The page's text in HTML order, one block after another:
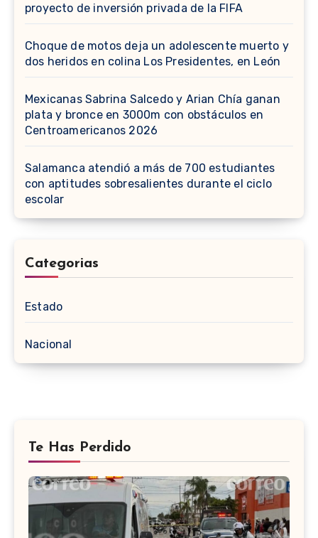
proyecto de inversión privada de la FIFA
Choque de motos deja un adolescente muerto y
dos heridos en colina Los Presidentes, en León
Mexicanas Sabrina Salcedo y Arian Chía ganan
plata y bronce en 3000m con obstáculos en
Centroamericanos 2026
Salamanca atendió a más de 700 estudiantes
con aptitudes sobresalientes durante el ciclo
escolar
Categorias
Estado
Nacional
Te Has Perdido